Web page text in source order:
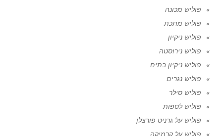
פוליש מכונה
פוליש מתכת
פוליש ניקיון
פוליש נירוסטה
פוליש ניקיון בתים
פוליש נגרים
פוליש סילר
פוליש לספות
פוליש על גרניט פורצלן
פוליש על קרמיקה